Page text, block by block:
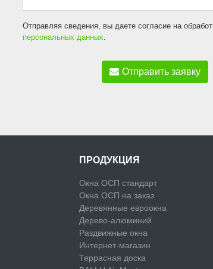
Отправляя сведения, вы даете согласие на
персональных данных.
Отправить заявку
ПРОДУКЦИЯ
Окна ОСП стандарт
Окна ОСП на заказ
Деревянные евроокна
Дерево-алюминий
Раздвижные окна
Интернет-магазин
Террасная доска